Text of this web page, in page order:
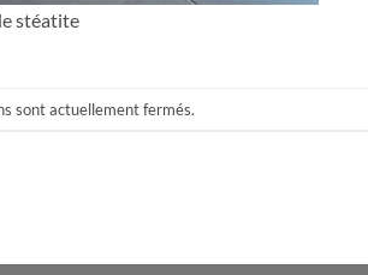
stéatite
sont actuellement fermés.